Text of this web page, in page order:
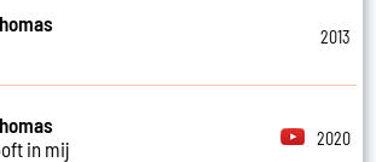
2013
in mij
2020